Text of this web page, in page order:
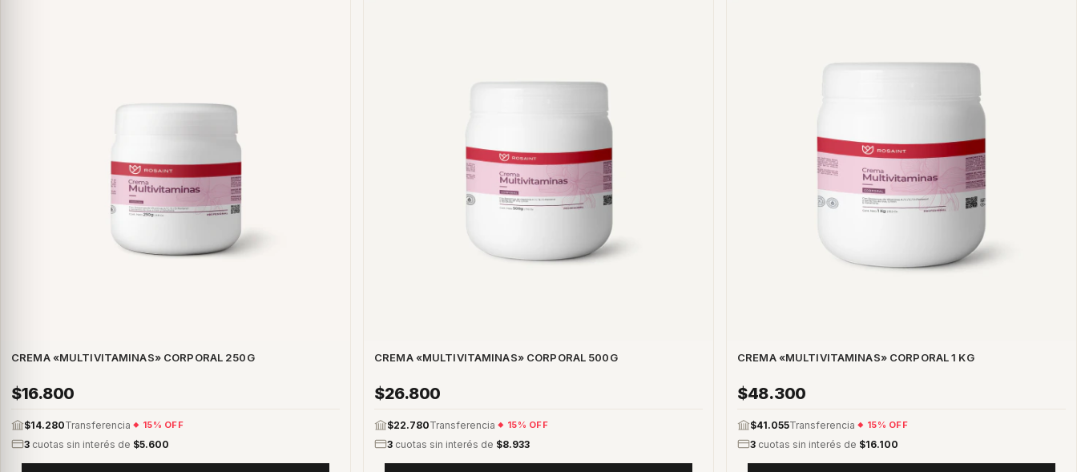
CREMA «MULTIVITAMINAS» CORPORAL 250G
$16.800
$14.280Transferencia 15% OFF
3 cuotas sin interés de $5.600
CREMA «MULTIVITAMINAS» CORPORAL 500G
$26.800
$22.780Transferencia 15% OFF
3 cuotas sin interés de $8.933
CREMA «MULTIVITAMINAS» CORPORAL 1 KG
$48.300
$41.055Transferencia 15% OFF
3 cuotas sin interés de $16.100